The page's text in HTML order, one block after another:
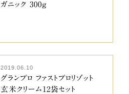
ガニック 300g
2019.06.10
グランプロ ファストプロリゾット
玄米クリーム12袋セット